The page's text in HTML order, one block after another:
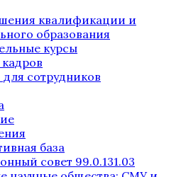
квалификации и
образования
курсы
сотрудников
база
совет 99.0.131.03